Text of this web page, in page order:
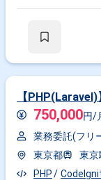
用いたWEBサービスのフロントエン
【
750,000円/
業務委託(フリ
東京都
東京
PHP